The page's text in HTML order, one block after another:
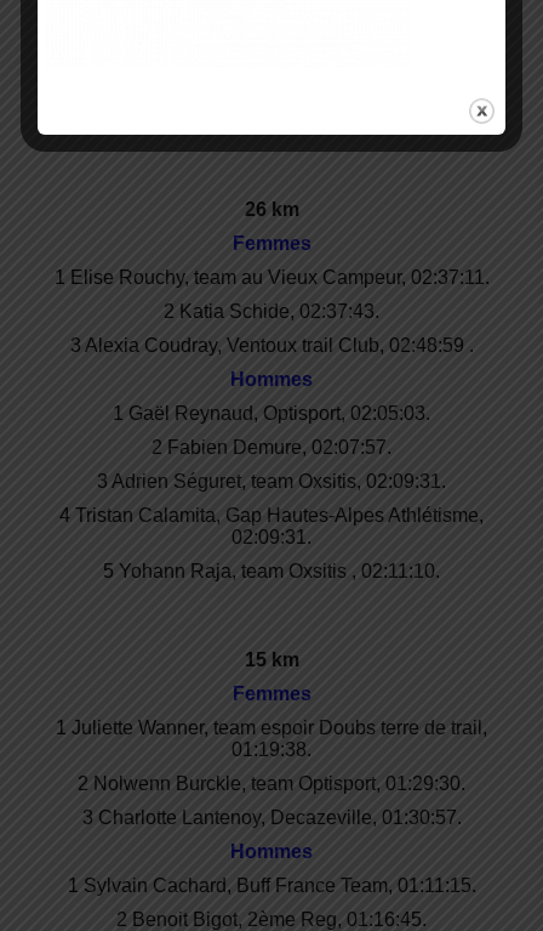
26 km
Femmes
1 Elise Rouchy, team au Vieux Campeur, 02:37:11.
2 Katia Schide, 02:37:43.
3 Alexia Coudray, Ventoux trail Club, 02:48:59 .
Hommes
1 Gaël Reynaud, Optisport, 02:05:03.
2 Fabien Demure, 02:07:57.
3 Adrien Séguret, team Oxsitis, 02:09:31.
4 Tristan Calamita, Gap Hautes-Alpes Athlétisme,
02:09:31.
5 Yohann Raja, team Oxsitis , 02:11:10.
15 km
Femmes
1 Juliette Wanner, team espoir Doubs terre de trail,
01:19:38.
2 Nolwenn Burckle, team Optisport, 01:29:30.
3 Charlotte Lantenoy, Decazeville, 01:30:57.
Hommes
1 Sylvain Cachard, Buff France Team, 01:11:15.
2 Benoit Bigot, 2ème Reg, 01:16:45.